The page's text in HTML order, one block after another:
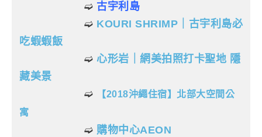
➫ 古宇利島
➫ KOURI SHRIMP｜古宇利島必
吃蝦蝦飯
➫ 心形岩｜網美拍照打卡聖地 隱
藏美景
➫
【2018沖繩住宿】北部大空間公
寓
➫ 購物中心AEON